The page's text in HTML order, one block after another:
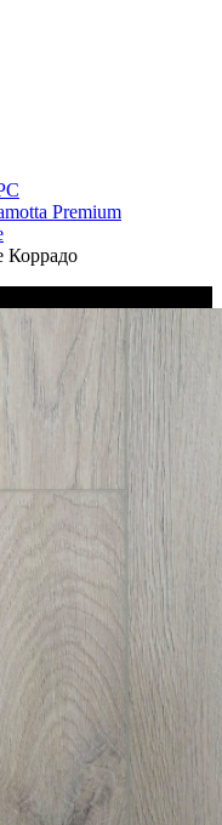
Premium
Коррадо